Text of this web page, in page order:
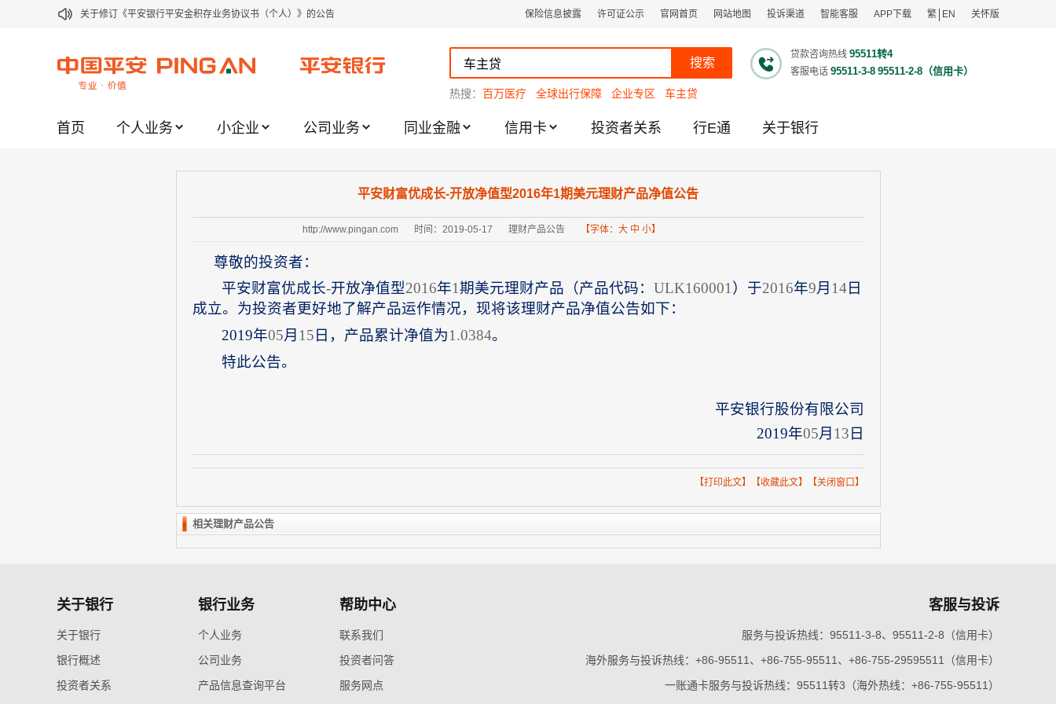
关于修订《平安银行平安金积存业务协议书（个人）》的公告
关于2021年劳动节期间代理贵金属业务风险提示的通知
关于加强代理贵金属业务风险防范的提示
关于平安银行电子版信用卡更名为平安银行数字信用卡的公告
关于调整存量首套住房贷款利率的公告
保险信息披露 许可证公示 官网首页 网站地图 投诉渠道 智能客服 APP下载 繁 EN 关怀版
搜索
贷款咨询热线 95511转4
客服电话 95511-3-8 95511-2-8（信用卡）
热搜： 百万医疗 全球出行保障 企业专区 车主贷
首页 个人业务 小企业 公司业务 同业金融 信用卡 投资者关系 行E通 关于银行
平安财富优成长-开放净值型2016年1期美元理财产品净值公告
http://www.pingan.com 时间：2019-05-17 理财产品公告 【字体： 大 中 小】
尊敬的投资者：
平安财富优成长-开放净值型2016年1期美元理财产品（产品代码： ULK160001 ）于2016年9月 14日
成立。为投资者更好地了解产品运作情况，现将该理财产品净值公告如下：
2019年05月 15 日，产品累计净值为1.0384。
特此公告。
平安银行股份有限公司
2019年05月 13 日
【打印此文】【收藏此文】【关闭窗口】
相关理财产品公告
关于银行
关于银行
银行概述
投资者关系
银行业务
个人业务
公司业务
产品信息查询平台
帮助中心
联系我们
投资者问答
服务网点
客服与投诉
服务与投诉热线：95511-3-8、95511-2-8（信用卡）
海外服务与投诉热线：+86-95511、+86-755-95511、+86-755-29595511（信用卡）
一账通卡服务与投诉热线：95511转3（海外热线：+86-755-95511）